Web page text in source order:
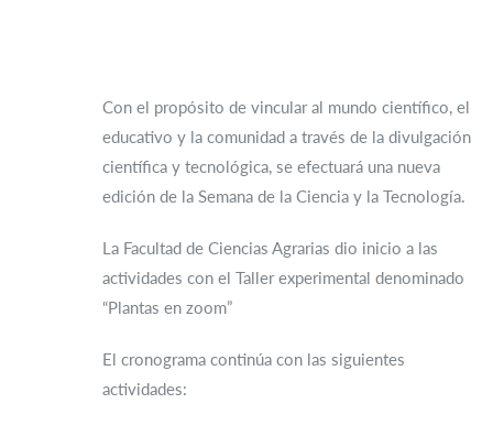
Con el propósito de vincular al mundo científico, el
educativo y la comunidad a través de la divulgación
científica y tecnológica, se efectuará una nueva
edición de la Semana de la Ciencia y la Tecnología.
La Facultad de Ciencias Agrarias dio inicio a las
actividades con el Taller experimental denominado
“Plantas en zoom”
El cronograma continúa con las siguientes
actividades: